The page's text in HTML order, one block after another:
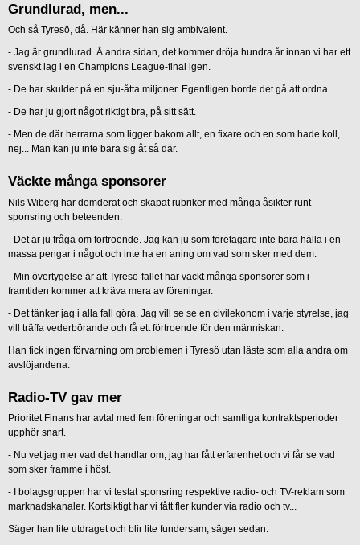
Grundlurad, men...
Och så Tyresö, då. Här känner han sig ambivalent.
- Jag är grundlurad. Å andra sidan, det kommer dröja hundra år innan vi har ett
svenskt lag i en Champions League-final igen.
- De har skulder på en sju-åtta miljoner. Egentligen borde det gå att ordna...
- De har ju gjort något riktigt bra, på sitt sätt.
- Men de där herrarna som ligger bakom allt, en fixare och en som hade koll,
nej... Man kan ju inte bära sig åt så där.
Väckte många sponsorer
Nils Wiberg har domderat och skapat rubriker med många åsikter runt
sponsring och beteenden.
- Det är ju fråga om förtroende. Jag kan ju som företagare inte bara hälla i en
massa pengar i något och inte ha en aning om vad som sker med dem.
- Min övertygelse är att Tyresö-fallet har väckt många sponsorer som i
framtiden kommer att kräva mera av föreningar.
- Det tänker jag i alla fall göra. Jag vill se se en civilekonom i varje styrelse, jag
vill träffa vederbörande och få ett förtroende för den människan.
Han fick ingen förvarning om problemen i Tyresö utan läste som alla andra om
avslöjandena.
Radio-TV gav mer
Prioritet Finans har avtal med fem föreningar och samtliga kontraktsperioder
upphör snart.
- Nu vet jag mer vad det handlar om, jag har fått erfarenhet och vi får se vad
som sker framme i höst.
- I bolagsgruppen har vi testat sponsring respektive radio- och TV-reklam som
marknadskanaler. Kortsiktigt har vi fått fler kunder via radio och tv...
Säger han lite utdraget och blir lite fundersam, säger sedan: